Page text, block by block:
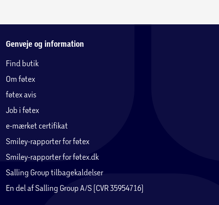
9-Pocket Binder – op til 360 kort
dedikerede spiller og den seriøse samler, der vil beskytte
og fremvise sine kort med stil og sikkerhed.
Genveje og information
Find butik
Om føtex
føtex avis
Job i føtex
e-mærket certifikat
Smiley-rapporter for føtex
Smiley-rapporter for føtex.dk
Salling Group tilbagekaldelser
En del af Salling Group A/S (CVR 35954716)